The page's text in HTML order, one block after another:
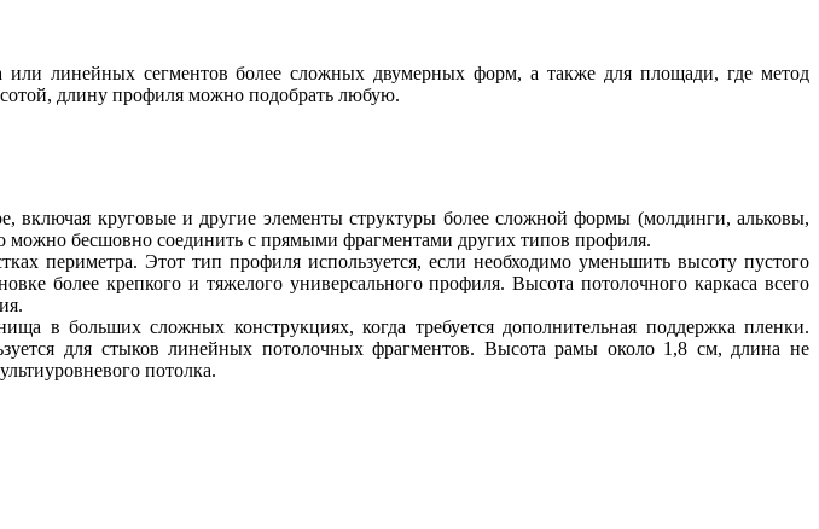
или линейных сегментов более сложных двумерных форм, а также для площади, где метод
длину профиля можно подобрать любую.
включая круговые и другие элементы структуры более сложной формы (молдинги, альковы,
можно бесшовно соединить с прямыми фрагментами других типов профиля.
периметра. Этот тип профиля используется, если необходимо уменьшить высоту пустого
более крепкого и тяжелого универсального профиля. Высота потолочного каркаса всего
в больших сложных конструкциях, когда требуется дополнительная поддержка пленки.
для стыков линейных потолочных фрагментов. Высота рамы около 1,8 см, длина не
потолка.